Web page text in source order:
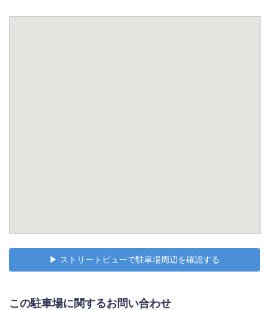
▶︎ ストリートビューで駐車場周辺を確認する
この駐車場に関するお問い合わせ